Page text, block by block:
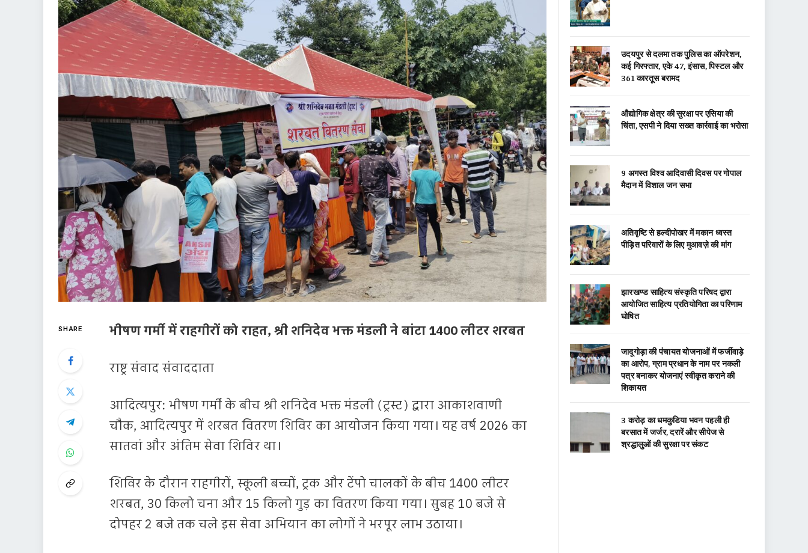
SHARE भीषण गर्मी में राहगीरों को राहत, श्री शनिदेव भक्त मंडली ने बांटा 1400 लीटर शरबत
राष्ट्र संवाद संवाददाता
आदित्यपुर: भीषण गर्मी के बीच श्री शनिदेव भक्त मंडली (ट्रस्ट) द्वारा आकाशवाणी
चौक, आदित्यपुर में शरबत वितरण शिविर का आयोजन किया गया। यह वर्ष 2026 का
सातवां और अंतिम सेवा शिविर था।
शिविर के दौरान राहगीरों, स्कूली बच्चों, ट्रक और टेंपो चालकों के बीच 1400 लीटर
शरबत, 30 किलो चना और 15 किलो गुड़ का वितरण किया गया। सुबह 10 बजे से
दोपहर 2 बजे तक चले इस सेवा अभियान का लोगों ने भरपूर लाभ उठाया।
उदयपुर से दलमा तक पुलिस का ऑपरेशन,
कई गिरफ्तार, एके 47, इंसास, पिस्टल और
361 कारतूस बरामद
औद्योगिक क्षेत्र की सुरक्षा पर एसिया की
चिंता, एसपी ने दिया सख्त कार्रवाई का भरोसा
9 अगस्त विश्व आदिवासी दिवस पर गोपाल
मैदान में विशाल जन सभा
अतिवृष्टि से हल्दीपोखर में मकान ध्वस्त
पीड़ित परिवारों के लिए मुआवज़े की मांग
झारखण्ड साहित्य संस्कृति परिषद द्वारा
आयोजित साहित्य प्रतियोगिता का परिणाम
घोषित
जादूगोड़ा की पंचायत योजनाओं में फर्जीवाड़े
का आरोप, ग्राम प्रधान के नाम पर नकली
पत्र बनाकर योजनाएं स्वीकृत कराने की
शिकायत
3 करोड़ का धमकुडिया भवन पहली ही
बरसात में जर्जर, दरारें और सीपेज से
श्रद्धालुओं की सुरक्षा पर संकट